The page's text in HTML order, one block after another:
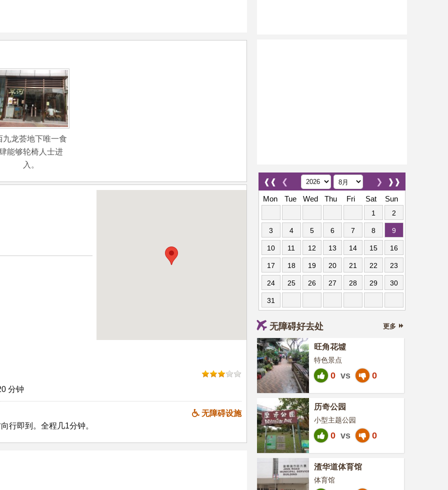
九龙荟地下唯一食
能够轮椅人士进
入。
分钟
无障碍设施
行即到。全程几1分钟。
❰❰ ❮ ❱❱
❯
Mon
Tue Wed Thu Fri Sat Sun
1 2
3 4 5 6 7 8 9
10 11 12 13 14 15 16
17 18 19 20 21 22 23
24 25 26 27 28 29 30
31
无障碍好去处 更多
旺角花墟
特色景点
0 vs 0
历奇公园
小型主题公园
0 vs 0
渣华道体育馆
体育馆